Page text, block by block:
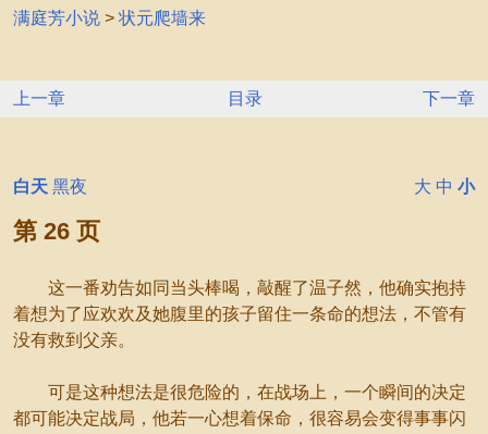
满庭芳小说 > 状元爬墙来
上一章 目录 下一章
白天 黑夜 大 中 小
第 26 页
这一番劝告如同当头棒喝，敲醒了温子然，他确实抱持
着想为了应欢欢及她腹里的孩子留住一条命的想法，不管有
没有救到父亲。
可是这种想法是很危险的，在战场上，一个瞬间的决定
都可能决定战局，他若一心想着保命，很容易会变得事事闪